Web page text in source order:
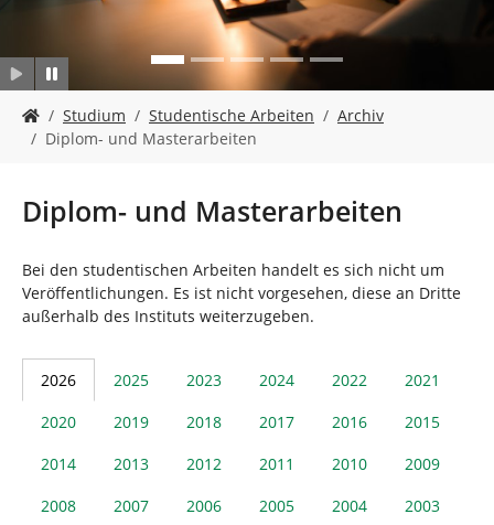
i
n
h
i
e
:
Studium Studentische Arbeiten
Archiv
Diplom- und Masterarbeiten
Diplom- und Masterarbeiten
Bei den studentischen Arbeiten handelt es sich nicht um
Veröffentlichungen. Es ist nicht vorgesehen, diese an Dritte
außerhalb des Instituts weiterzugeben.
2026 2025 2023 2024 2022
2021
2020
2019 2018 2017 2016
2015
2014
2013 2012 2011 2010
2009
2008
2007 2006 2005 2004
2003